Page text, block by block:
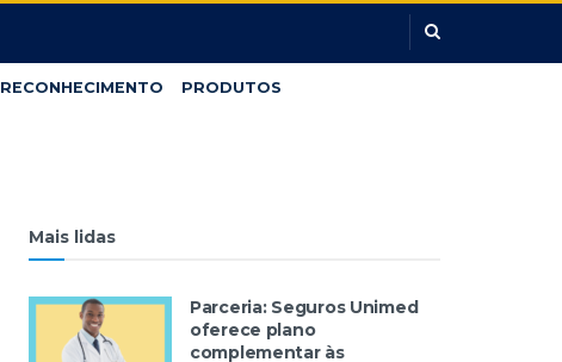
RECONHECIMENTO PRODUTOS
Mais lidas
Parceria: Seguros Unimed
oferece plano
complementar às